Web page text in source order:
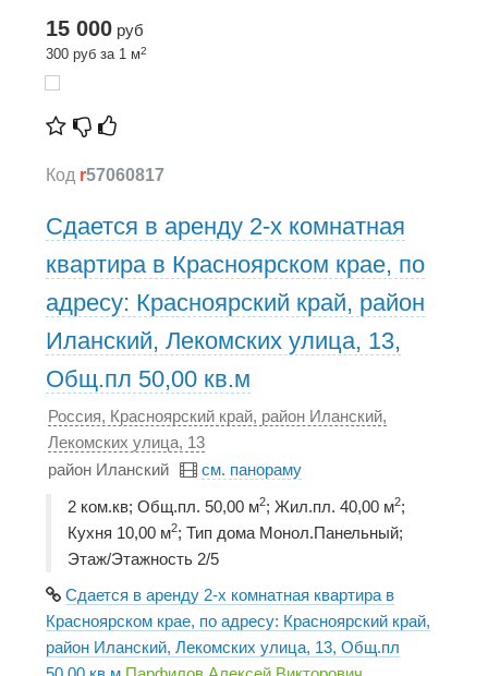
15 000 руб
300 руб за 1 м2
Код r57060817
Сдается в аренду 2-х комнатная
квартира в Красноярском крае, по
адресу: Красноярский край, район
Иланский, Лекомских улица, 13,
Общ.пл 50,00 кв.м
Россия, Красноярский край, район Иланский,
Лекомских улица, 13
район Иланский
см. панораму
2 ком.кв; Общ.пл. 50,00 м2; Жил.пл. 40,00 м2;
Кухня 10,00 м2; Тип дома Монол.Панельный;
Этаж/Этажность 2/5
Сдается в аренду 2-х комнатная квартира в
Красноярском крае, по адресу: Красноярский край,
район Иланский, Лекомских улица, 13, Общ.пл